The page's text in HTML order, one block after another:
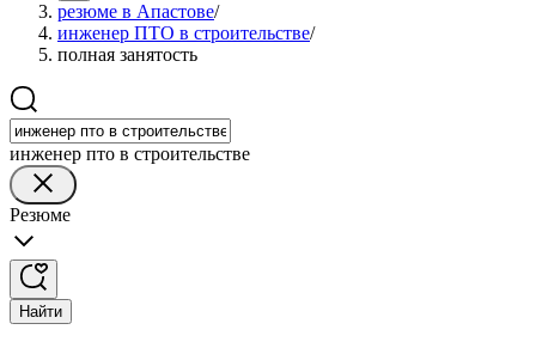
резюме в Апастове/
инженер ПТО в строительстве/
полная занятость
инженер пто в строительстве
Резюме
Найти